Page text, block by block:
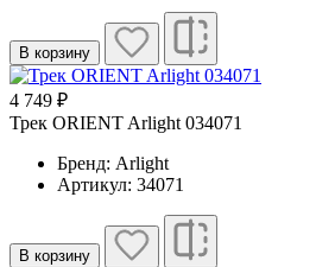
В корзину
4 749 ₽
Трек ORIENT Arlight 034071
Бренд: Arlight
Артикул: 34071
В корзину